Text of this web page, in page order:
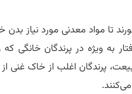
تا مواد معدنی مورد نیاز بدن
به ویژه در پرندگان خانگی که
پرندگان اغلب از خاک غنی